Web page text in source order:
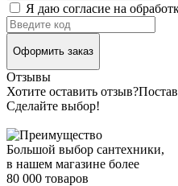
Я даю согласие на
Оформить заказ
Отзывы
Хотите оставить отзыв?
Сделайте выбор!
Большой выбор сантехники,
в нашем магазине более
80 000 товаров